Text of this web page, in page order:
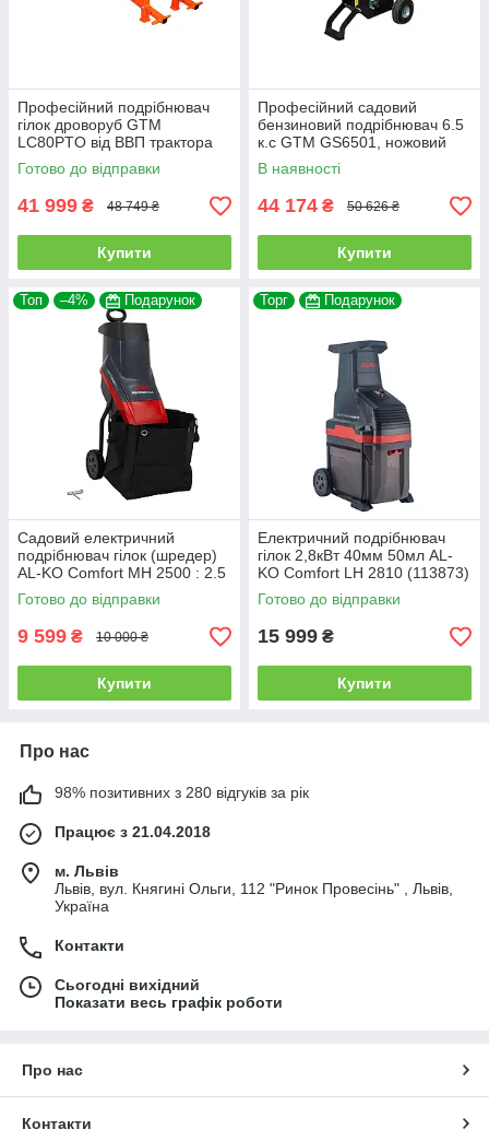
Професійний подрібнювач
гілок дроворуб GTM
LC80PTO від ВВП трактора
(82921)
Готово до відправки
41 999 ₴ 48 749 ₴
Купити
Професійний садовий
бензиновий подрібнювач 6.5
к.с GTM GS6501, ножовий
механізм (82889)
В наявності
44 174 ₴ 50 626 ₴
Купити
Топ –4% Подарунок
Садовий електричний
подрібнювач гілок (шредер)
AL-KO Comfort MH 2500 : 2.5
кВт, 13.5кг гілкоподрібнювач
дробилка 113871
Готово до відправки
9 599 ₴ 10 000 ₴
Купити
Торг Подарунок
Електричний подрібнювач
гілок 2,8кВт 40мм 50мл AL-
KO Comfort LH 2810 (113873)
Готово до відправки
15 999 ₴
Купити
Про нас
98% позитивних з 280 відгуків за рік
Працює з 21.04.2018
м. Львів
Львів, вул. Княгині Ольги, 112 "Ринок Провесінь" , Львів,
Україна
Контакти
Сьогодні вихідний
Показати весь графік роботи
Про нас
Контакти